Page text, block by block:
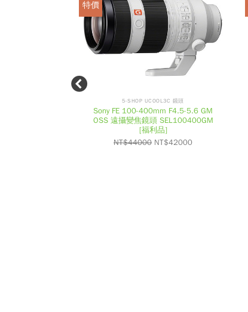
特價
5-SHOP UCOOL3C 鏡頭
Sony FE 100-400mm F4.5-5.6 GM
OSS 遠攝變焦鏡頭 SEL100400GM
[福利品]
NT$44000 NT$42000